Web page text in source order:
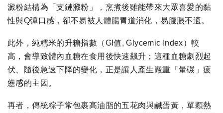
澱粉結構為「支鏈澱粉」，烹煮後雖能帶來大眾喜愛的黏
性與Q彈口感，卻不易被人體腸胃道消化，易腹脹不適。
此外，純糯米的升糖指數（GI值, Glycemic Index）較
高，會導致體內血糖在食用後快速飆升；這種血糖劇烈起
伏、隨後急速下降的變化，正是讓人產生嚴重「暈碳」疲
憊感的主因。
再者，傳統粽子常包裹高油脂的五花肉與鹹蛋黃，單顆熱